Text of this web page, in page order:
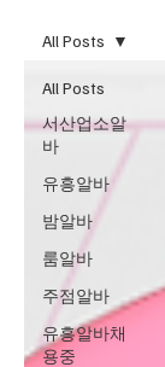
All Posts
서산업소알
바
유흥알바
밤알바
룸알바
주점알바
유흥알바채
용중
All Posts